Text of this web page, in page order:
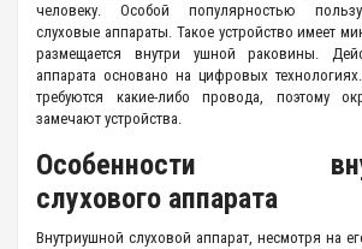
человеку. Особой популярностью
слуховые аппараты. Такое устройство имеет
размещается внутри ушной раковины.
аппарата основано на цифровых
требуются какие-либо провода, поэтому
замечают устройства.
Особенности
слухового аппарата
Внутриушной слуховой аппарат, несмотря на